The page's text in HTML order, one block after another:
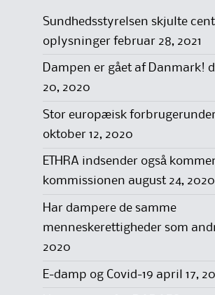
Sundhedsstyrelsen skjulte
oplysninger februar 28, 2021
Dampen er gået af Danmark!
20, 2020
Stor europæisk
oktober 12, 2020
ETHRA indsender også
kommissionen august 24, 2020
Har dampere de samme
menneskerettigheder som
2020
E-damp og Covid-19 april 17,